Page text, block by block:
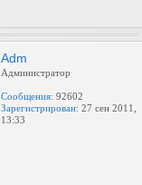
Adm
Администратор
Сообщения: 92602
Зарегистрирован: 27 сен 2011,
13:33